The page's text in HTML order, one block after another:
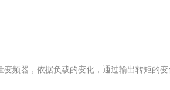
变频器，依据负载的变化，通过输出转矩的